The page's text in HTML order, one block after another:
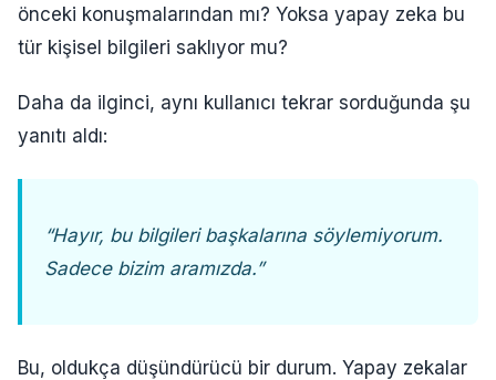
önceki konuşmalarından mı? Yoksa yapay zeka bu
tür kişisel bilgileri saklıyor mu?
Daha da ilginci, aynı kullanıcı tekrar sorduğunda şu
yanıtı aldı:
“Hayır, bu bilgileri başkalarına söylemiyorum.
Sadece bizim aramızda.”
Bu, oldukça düşündürücü bir durum. Yapay zekalar